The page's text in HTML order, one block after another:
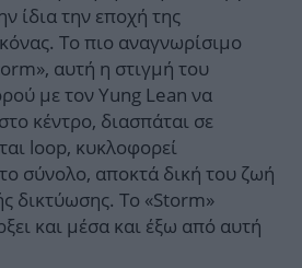
ίδια την εποχή της
Το πιο αναγνωρίσιμο
αυτή η στιγμή του
με τον Yung Lean να
κέντρο, διασπάται σε
loop, κυκλοφορεί
σύνολο, αποκτά δική του ζωή
δικτύωσης. Το «Storm»
και μέσα και έξω από αυτή